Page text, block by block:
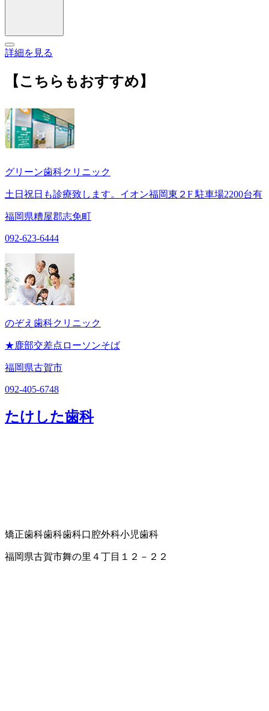
詳細を見る
【こちらもおすすめ】
グリーン歯科クリニック
土日祝日も診療致します。イオン福岡東２F 駐車場2200台有
福岡県糟屋郡志免町
092-623-6444
のぞえ歯科クリニック
★鹿部交差点ローソンそば
福岡県古賀市
092-405-6748
たけした歯科
矯正歯科歯科歯科口腔外科小児歯科
福岡県古賀市舞の里４丁目１２－２２